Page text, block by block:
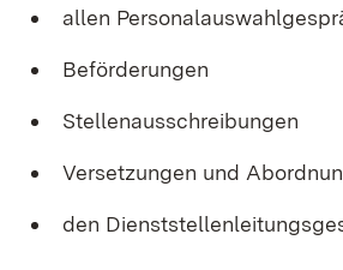
allen
Beförderungen
Stellenausschreibungen
Versetzungen und
den